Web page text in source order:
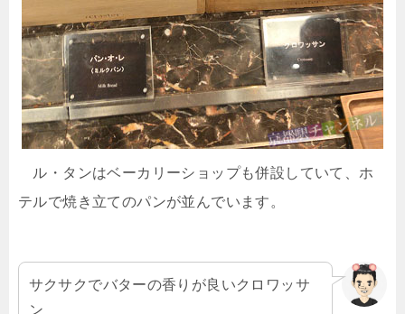
ル・タンはベーカリーショップも併設していて、ホ
テルで焼き立てのパンが並んでいます。
サクサクでバターの香りが良いクロワッサ
ン